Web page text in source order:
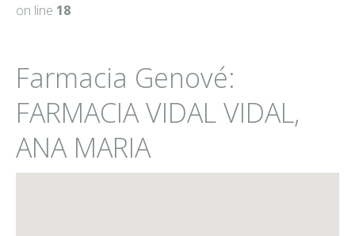
on line 18
Farmacia Genové:
FARMACIA VIDAL VIDAL,
ANA MARIA